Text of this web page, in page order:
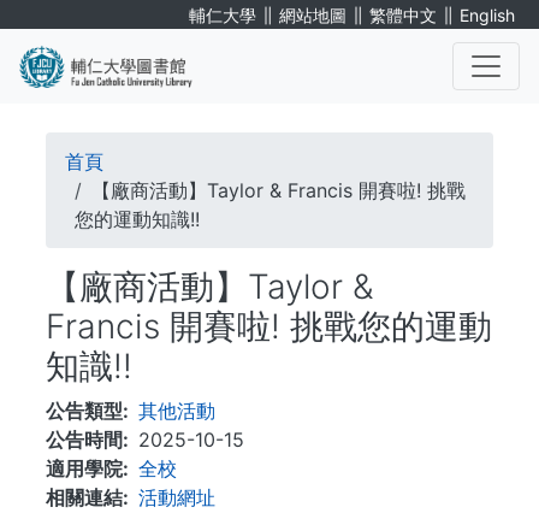
輔仁大學 ∥ 網站地圖 ∥ 繁體中文 ∥ English
導
航
連
結
首頁
【廠商活動】Taylor & Francis 開賽啦! 挑戰
您的運動知識!!
【廠商活動】Taylor &
Francis 開賽啦! 挑戰您的運動
知識!!
公告類型
其他活動
公告時間
2025-10-15
適用學院
全校
相關連結
活動網址